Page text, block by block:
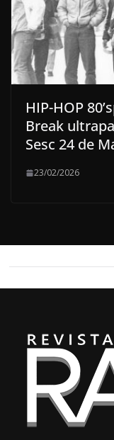
HIP-HOP
Break
Sesc 24 de
23/02/2026